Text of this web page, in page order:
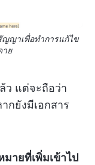
ญญาเพื่อทำการแก้ไข
าย
ว แต่จะถือว่า
กยังมีเอกสาร
มายที่เพิ่มเข้าไป